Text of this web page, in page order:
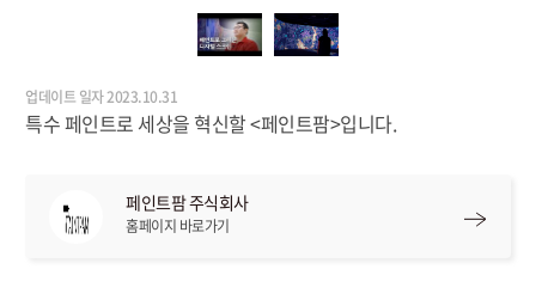
업데이트 일자 2023.10.31
특수 페인트로 세상을 혁신할 <페인트팜>입니다.
페인트팜 주식회사
홈페이지 바로가기